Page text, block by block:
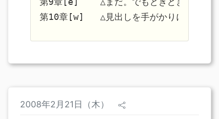
2008年2月21日（木）